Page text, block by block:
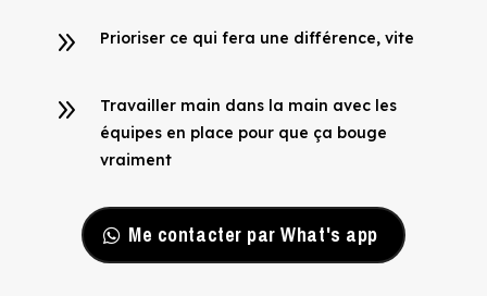
9 Prioriser ce qui fera une différence, vite
9
Travailler main dans la main avec les
équipes en place pour que ça bouge
vraiment
Me contacter par What's app